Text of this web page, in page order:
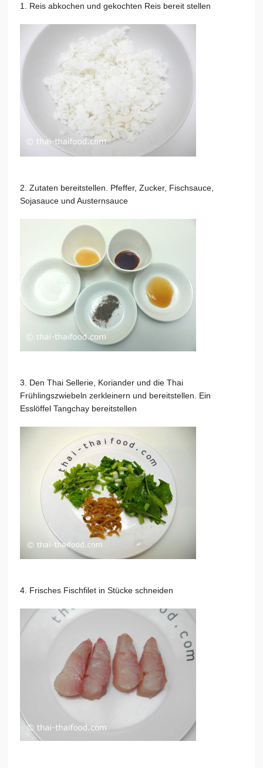
1. Reis abkochen und gekochten Reis bereit stellen
2. Zutaten bereitstellen. Pfeffer, Zucker, Fischsauce,
Sojasauce und Austernsauce
3. Den Thai Sellerie, Koriander und die Thai
Frühlingszwiebeln zerkleinern und bereitstellen. Ein
Esslöffel Tangchay bereitstellen
4. Frisches Fischfilet in Stücke schneiden